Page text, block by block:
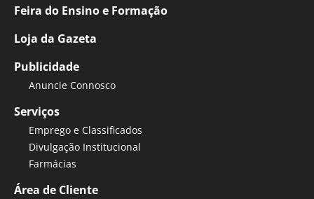
Feira do Ensino e Formação
Loja da Gazeta
Publicidade
Anuncie Connosco
Serviços
Emprego e Classificados
Divulgação Institucional
Farmácias
Área de Cliente